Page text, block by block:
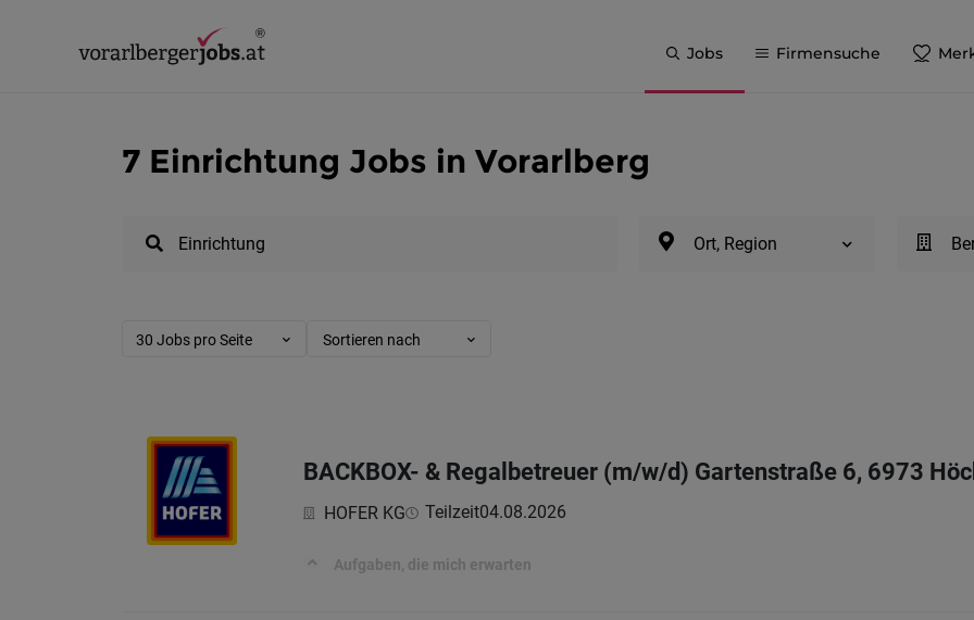
Jobs Firmensuche
7 Einrichtung Jobs in Vorarlberg
Ort, Region
30 Jobs pro Seite Sortieren nach
BACKBOX- & Regalbetreuer (m/w/d) Gartenstraße 6, 6973
HOFER KG Teilzeit04.08.2026
Aufgaben, die mich erwarten